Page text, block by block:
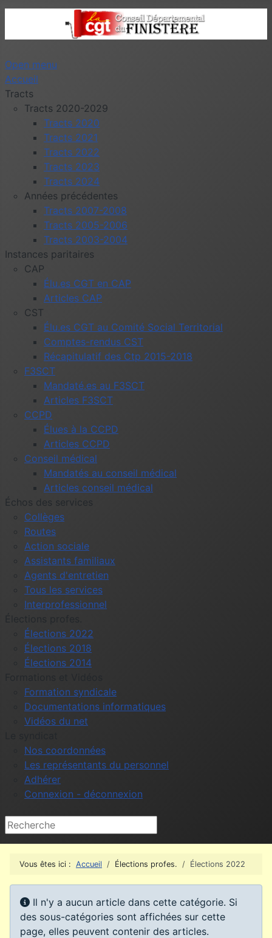
Open menu
Accueil
Tracts
Tracts 2020-2029
Tracts 2020
Tracts 2021
Tracts 2022
Tracts 2023
Tracts 2024
Années précédentes
Tracts 2007-2008
Tracts 2005-2006
Tracts 2003-2004
Instances paritaires
CAP
Élu.es CGT en CAP
Articles CAP
CST
Élu.es CGT au Comité Social Territorial
Comptes-rendus CST
Récapitulatif des Ctp 2015-2018
F3SCT
Mandaté.es au F3SCT
Articles F3SCT
CCPD
Élues à la CCPD
Articles CCPD
Conseil médical
Mandatés au conseil médical
Articles conseil médical
Échos des services
Collèges
Routes
Action sociale
Assistants familiaux
Agents d'entretien
Tous les services
Interprofessionnel
Élections profes.
Élections 2022
Élections 2018
Élections 2014
Formation syndicale
Documentations informatiques
Vidéos du net
Nos coordonnées
Les représentants du personnel
Adhérer
Connexion - déconnexion
Rechercher
Vous êtes ici : Accueil Élections profes. Élections 2022
Info
Il n'y a aucun article dans cette catégorie. Si
des sous-catégories sont affichées sur cette
page, elles peuvent contenir des articles.